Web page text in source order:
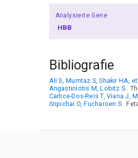
Analysierte Gene
HBB
Bibliografie
Ali S, Mumtaz S, Shakir HA, et
Angastiniotis M, Lobitz S.
Carlice-Dos-Reis T, Viana J,
Sripichai O, Fucharoen S .